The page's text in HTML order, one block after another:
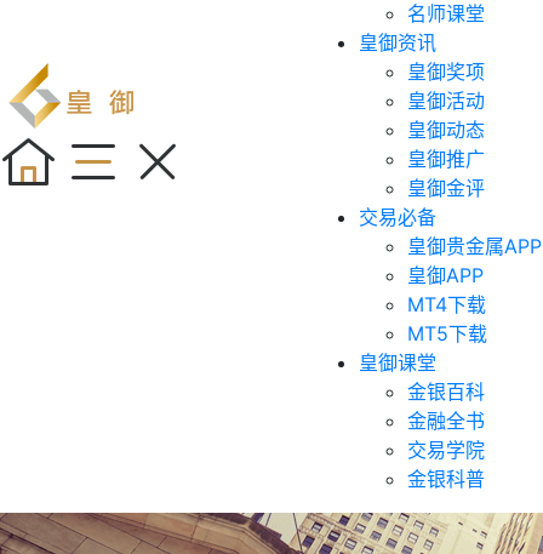
名师课堂
皇御资讯
皇御奖项
皇御活动
皇御动态
皇御推广
皇御金评
交易必备
皇御贵金属APP
皇御APP
MT4下载
MT5下载
皇御课堂
金银百科
金融全书
交易学院
金银科普